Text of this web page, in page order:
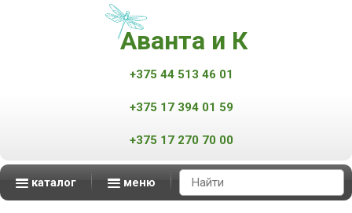
Аванта и К
+375 44 513 46 01
+375 17 394 01 59
+375 17 270 70 00
каталог меню